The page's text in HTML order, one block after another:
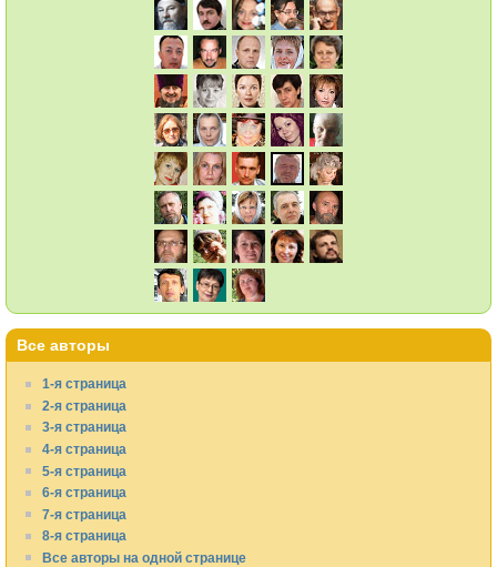
Все авторы
1-я страница
2-я страница
3-я страница
4-я страница
5-я страница
6-я страница
7-я страница
8-я страница
Все авторы на одной странице